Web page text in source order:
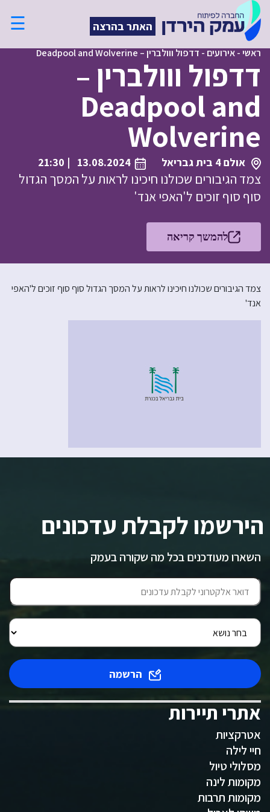
האתר בהרצה ☰
ראשי-אירועים - דדפול ווולברין – Deadpool and Wolverine
דדפול ווולברין –
Deadpool and
Wolverine
אולם 4 בית גבריאל 13.08.2024
| 21:30
צמד הגיבורים שכולנו חיכינו לראות על המסך הגדול
סוף סוף זוכים ל'האפי אנד'
להמשך קריאה
צמד הגיבורים שכולנו חיכינו לראות על המסך הגדול סוף סוף זוכים ל'האפי
אנד'
הירשמו לקבלת עדכונים
השארו מעודכנים בכל מה שקורה בעמק
הרשמה
אתרי תיירות
אטרקציות
חיי לילה
מסלולי טיול
מקומות לינה
מקומות תרבות